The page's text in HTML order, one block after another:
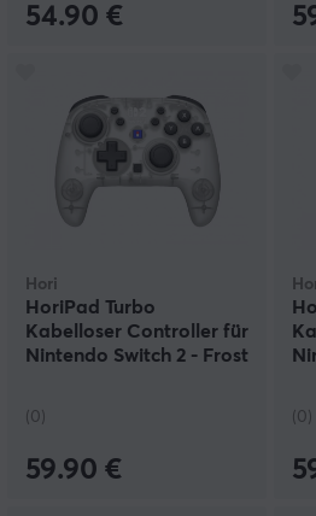
54.90 €
Hori
HoriPad Turbo
Kabelloser Controller für
Nintendo Switch 2 - Frost
(0)
59.90 €
(0)